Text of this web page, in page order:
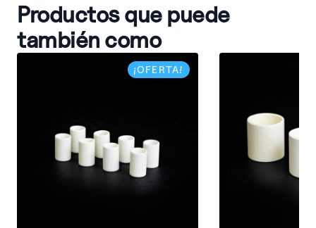
Productos que puede
también como
¡OFERTA!